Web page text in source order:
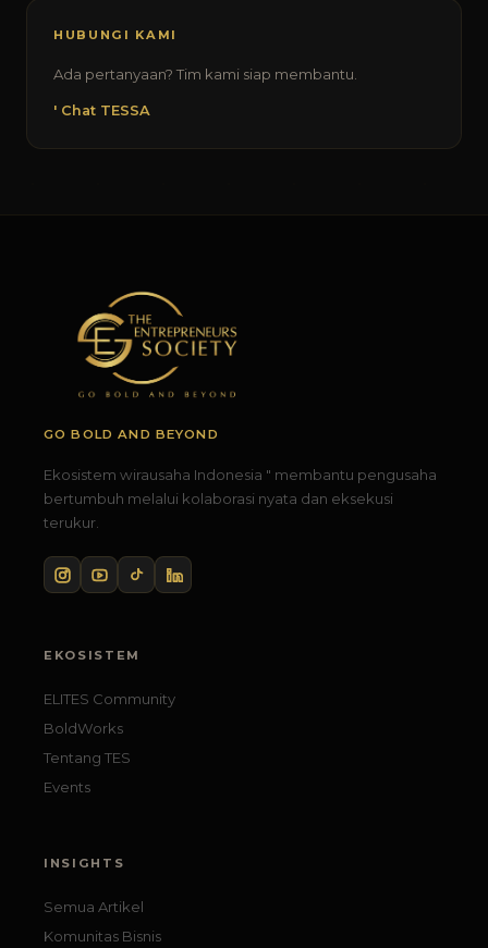
HUBUNGI KAMI
Ada pertanyaan? Tim kami siap membantu.
' Chat TESSA
GO BOLD AND BEYOND
Ekosistem wirausaha Indonesia " membantu pengusaha
bertumbuh melalui kolaborasi nyata dan eksekusi
terukur.
EKOSISTEM
ELITES Community
BoldWorks
Tentang TES
Events
INSIGHTS
Semua Artikel
Komunitas Bisnis